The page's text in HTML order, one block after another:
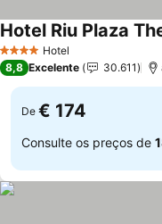
4 EstrelasHotel
Hotel Riu Plaza
8,8 Excelente 30.611
De € 174
Consulte os preços de